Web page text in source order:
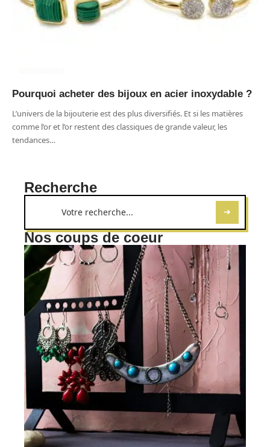
Pourquoi acheter des bijoux en acier inoxydable ?
L’univers de la bijouterie est des plus diversifiés. Et si les matières
comme l’or et l’or restent des classiques de grande valeur, les
tendances…
Recherche
Nos coups de coeur